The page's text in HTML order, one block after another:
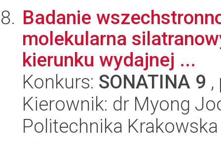
Badanie
molekularna
kierunku wydajnej ...
Konkurs: SONATINA 9
Kierownik: dr Myong
Politechnika